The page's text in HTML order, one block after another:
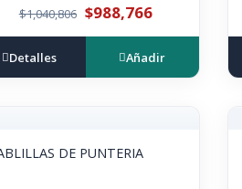
$1,040,806 $988,766
Detalles Añadir
DE PUNTERIA